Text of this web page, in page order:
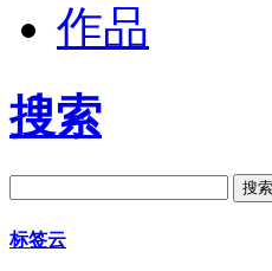
作品
搜索
标签云